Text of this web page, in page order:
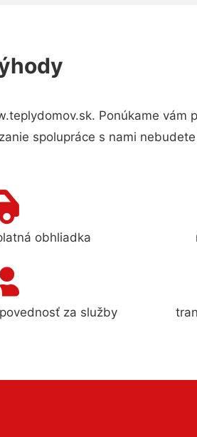
Ponúkame vám
spolupráce s nami
obhliadka
za služby